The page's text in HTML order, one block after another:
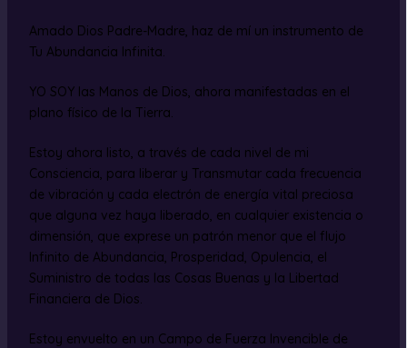
Amado Dios Padre-Madre, haz de mí un instrumento de
Tu Abundancia Infinita.
YO SOY las Manos de Dios, ahora manifestadas en el
plano físico de la Tierra.
Estoy ahora listo, a través de cada nivel de mi
Consciencia, para liberar y Transmutar cada frecuencia
de vibración y cada electrón de energía vital preciosa
que alguna vez haya liberado, en cualquier existencia o
dimensión, que exprese un patrón menor que el flujo
Infinito de Abundancia, Prosperidad, Opulencia, el
Suministro de todas las Cosas Buenas y la Libertad
Financiera de Dios.
Estoy envuelto en un Campo de Fuerza Invencible de